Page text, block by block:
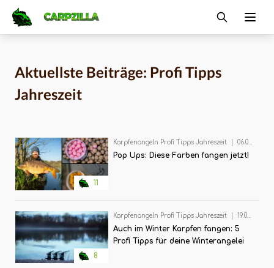
Carpzilla
Aktuellste Beiträge: Profi Tipps
Jahreszeit
11
Karpfenangeln Profi Tipps Jahreszeit 06.03.2025
Pop Ups: Diese Farben fangen jetzt!
8
Karpfenangeln Profi Tipps Jahreszeit 19.02.2025
Auch im Winter Karpfen fangen: 5
Profi Tipps für deine Winterangelei